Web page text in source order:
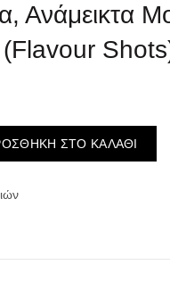
Ανάμεικτα
ΣΤΟ ΚΑΛΆΘΙ